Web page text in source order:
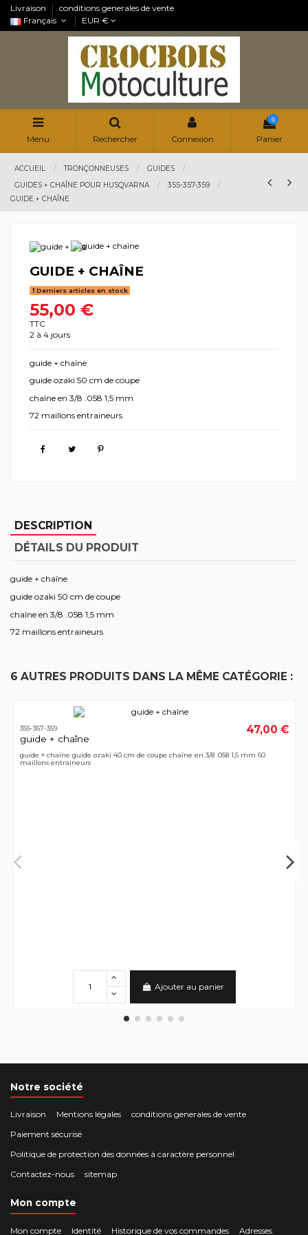
Livraison
conditions generales de vente
Français
EUR €
Menu Rechercher Connexion
0
Panier
ACCUEIL TRONÇONNEUSES
GUIDES
GUIDES + CHAÎNE POUR HUSQVARNA
355-357-359
GUIDE + CHAÎNE
GUIDE + CHAÎNE
Derniers articles en stock
55,00 €
TTC
2 à 4 jours
guide + chaîne
guide ozaki 50 cm de coupe
chaîne en 3/8 .058 1,5 mm
72 maillons entraineurs
DESCRIPTION
DÉTAILS DU PRODUIT
guide + chaîne
guide ozaki 50 cm de coupe
chaîne en 3/8 .058 1,5 mm
72 maillons entraineurs
6 AUTRES PRODUITS DANS LA MÊME CATÉGORIE :
355-357-359
guide + chaîne
47,00 €
guide + chaîne guide ozaki 40 cm de coupe chaîne en 3/8 .058 1,5 mm 60
maillons entraineurs
Ajouter au panier
Notre société
Livraison Mentions légales
conditions generales de vente
Paiement sécurisé
Politique de protection des données à caractère personnel
Contactez-nous
sitemap
Mon compte
Mon compte Identité Historique de vos commandes Adresses